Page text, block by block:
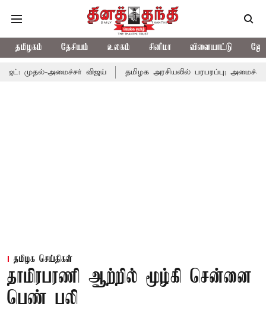
தமிழகம் தேசியம் உலகம் சினிமா விளையாட்டு
விஜய் தமிழக அரசியலில் பரபரப்பு; அமைச்சர் ஆனந்த்
தமிழக செய்திகள்
தாமிரபரணி ஆற்றில் மூழ்கி சென்னை
பெண் பலி